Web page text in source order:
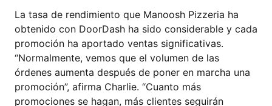
La tasa de rendimiento que Manoosh Pizzeria ha
obtenido con DoorDash ha sido considerable y cada
promoción ha aportado ventas significativas.
“Normalmente, vemos que el volumen de las
órdenes aumenta después de poner en marcha una
promoción”, afirma Charlie. “Cuanto más
promociones se hagan, más clientes seguirán